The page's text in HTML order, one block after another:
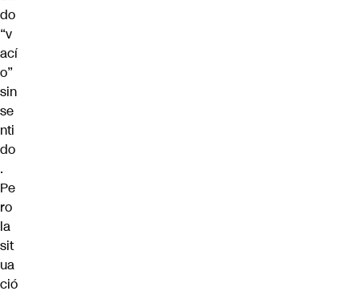
do
“v
ací
o”
sin
se
nti
do
.
Pe
ro
la
sit
ua
ció